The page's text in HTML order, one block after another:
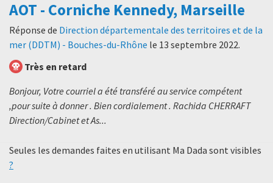
AOT - Corniche Kennedy, Marseille
Réponse de Direction départementale des territoires et de la
mer (DDTM) - Bouches-du-Rhône le 13 septembre 2022.
Très en retard
Bonjour, Votre courriel a été transféré au service compétent
,pour suite à donner . Bien cordialement . Rachida CHERRAFT
Direction/Cabinet et As...
Seules les demandes faites en utilisant Ma Dada sont visibles
?